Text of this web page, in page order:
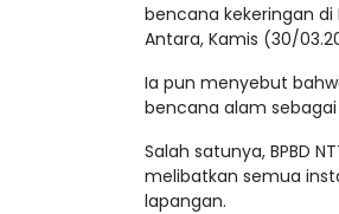
bencana kekeringan di
Antara, Kamis (30/
Ia pun menyebut
bencana alam
Salah satunya, BPBD
melibatkan semua
lapangan.